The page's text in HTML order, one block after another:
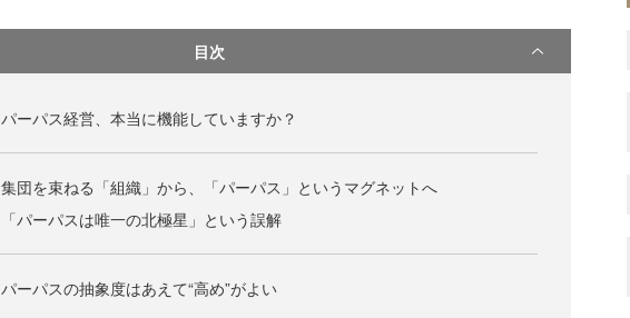
目次
パーパス経営、本当に機能していますか？
集団を束ねる「組織」から、「パーパス」というマグネットへ
「パーパスは唯一の北極星」という誤解
パーパスの抽象度はあえて“高め”がよい